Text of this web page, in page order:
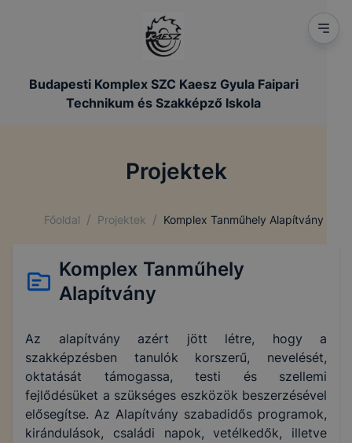
Budapesti Komplex SZC Kaesz Gyula Faipari
Technikum és Szakképző Iskola
Projektek
Főoldal / Projektek / Komplex Tanműhely Alapítvány
Komplex Tanműhely
Alapítvány
Az alapítvány azért jött létre, hogy a
szakképzésben tanulók korszerű, nevelését,
oktatását támogassa, testi és szellemi
fejlődésüket a szükséges eszközök beszerzésével
elősegítse. Az Alapítvány szabadidős programok,
kirándulások, családi napok, vetélkedők, illetve